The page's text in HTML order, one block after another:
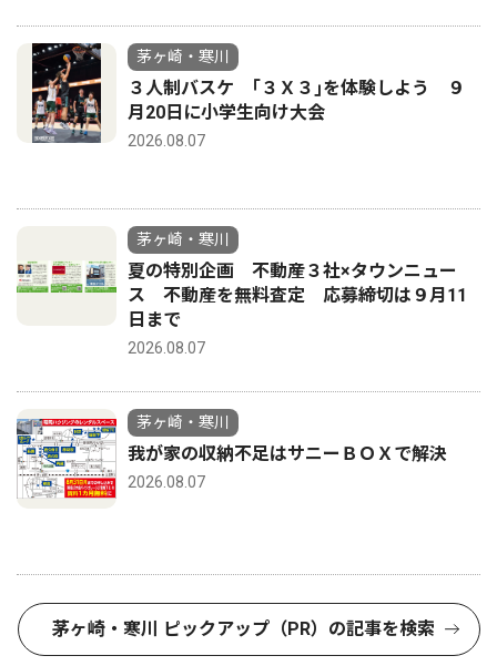
茅ヶ崎・寒川
３人制バスケ ｢３Ｘ３｣を体験しよう ９
月20日に小学生向け大会
2026.08.07
茅ヶ崎・寒川
夏の特別企画 不動産３社×タウンニュー
ス 不動産を無料査定 応募締切は９月11
日まで
2026.08.07
茅ヶ崎・寒川
我が家の収納不足はサニーＢＯＸで解決
2026.08.07
茅ヶ崎・寒川 ピックアップ（PR）の記事を検索